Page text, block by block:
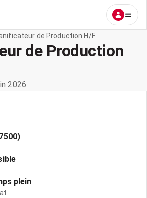
de Production H/F
de Production
2026
plein